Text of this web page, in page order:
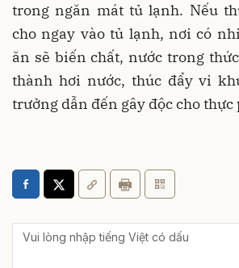
trong ngăn mát tủ lạnh. Nếu
cho ngay vào tủ lạnh, nơi có
ăn sẽ biến chất, nước trong
thành hơi nước, thúc đẩy vi
trưởng dẫn đến gây độc cho thực